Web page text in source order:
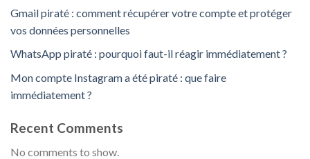
Gmail piraté : comment récupérer votre compte et protéger
vos données personnelles
WhatsApp piraté : pourquoi faut-il réagir immédiatement ?
Mon compte Instagram a été piraté : que faire
immédiatement ?
Recent Comments
No comments to show.